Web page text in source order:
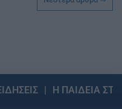
Η ΠΑΙΔΕΙΑ